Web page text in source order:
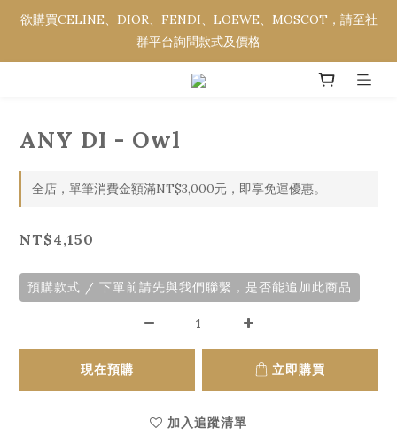
欲購買CELINE、DIOR、FENDI、LOEWE、MOSCOT，請至社
群平台詢問款式及價格
欲購買CELINE、DIOR、FENDI、LOEWE、MOSCOT，請至社
群平台詢問款式及價格
全館消費金額滿NT$3,000，即享免運優惠。
欲購買CELINE、DIOR、FENDI、LOEWE、MOSCOT，請至社
ANY DI - Owl
全店，單筆消費金額滿NT$3,000元，即享免運優惠。
NT$4,150
預購款式 / 下單前請先與我們聯繫，是否能追加此商品
現在預購 立即購買
加入追蹤清單